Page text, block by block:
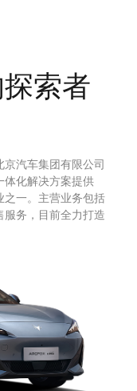
索者
汽车集团有限公司
体化解决方案提供
之一。主营业务包括
务，目前全力打造